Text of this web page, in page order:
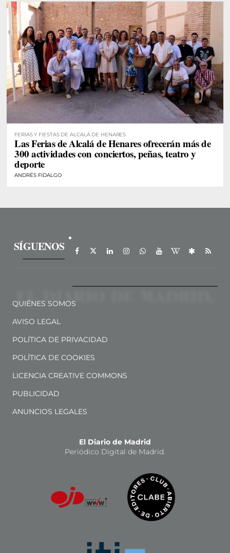
FERIAS Y FIESTAS DE ALCALÁ DE HENARES
Las Ferias de Alcalá de Henares ofrecerán más de
300 actividades con conciertos, peñas, teatro y
deporte
ANDRÉS FIDALGO
SÍGUENOS
QUIÉNES SOMOS
AVISO LEGAL
POLÍTICA DE PRIVACIDAD
POLÍTICA DE COOKIES
LICENCIA CREATIVE COMMONS
PUBLICIDAD
ANUNCIOS LEGALES
El Diario de Madrid
Periódico Digital de Madrid.